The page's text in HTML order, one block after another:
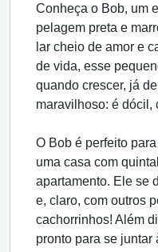
Conheça o Bob, um
pelagem preta e
lar cheio de amor e
de vida, esse
quando crescer, já
maravilhoso: é dócil,
O Bob é perfeito
uma casa com
apartamento. Ele se
e, claro, com outros
cachorrinhos! Além
pronto para se juntar